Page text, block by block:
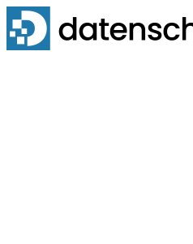
Zum
Inhalt
springen